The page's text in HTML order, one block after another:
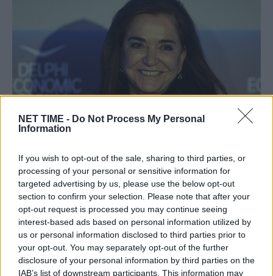
NET TIME - Do Not Process My Personal
Information
If you wish to opt-out of the sale, sharing to third parties, or
processing of your personal or sensitive information for
targeted advertising by us, please use the below opt-out
section to confirm your selection. Please note that after your
opt-out request is processed you may continue seeing
interest-based ads based on personal information utilized by
us or personal information disclosed to third parties prior to
your opt-out. You may separately opt-out of the further
disclosure of your personal information by third parties on the
IAB’s list of downstream participants. This information may
Ντόρα Μπακογιάννη:Η ιστορία του
μικρού Άγγελου που έγινε εγγόνι της
Τρ, 19 Οκτ 2021 10:28
Από τη στιγμή που η Ντόρα Μπακογιάννη έκανε γνωστό
το πρόβλημα της υγείας…